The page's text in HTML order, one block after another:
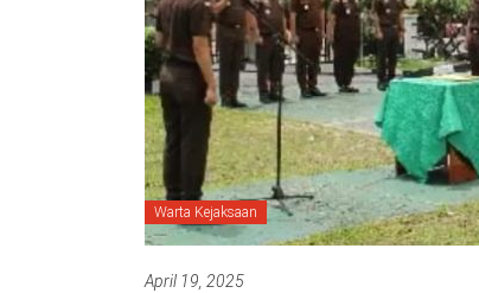
Warta Kejaksaan
April 19, 2025